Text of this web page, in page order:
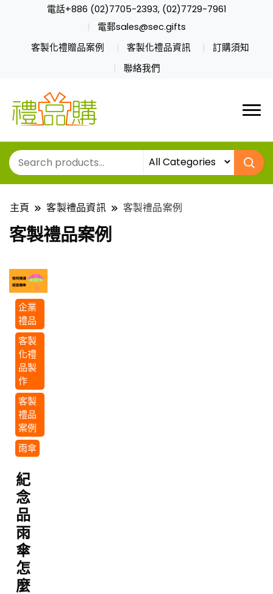
電話+886 (02)7705-2393, (02)7729-7961
電郵sales@sec.gifts
客製化禮贈品案例
客製化禮品資訊
訂購須知
聯絡我們
主頁 客製禮品資訊 客製禮品案例
客製禮品案例
企業
禮品
客製
化禮
品製
作
客製
禮品
案例
雨傘
紀
念
品
雨
傘
怎
麼